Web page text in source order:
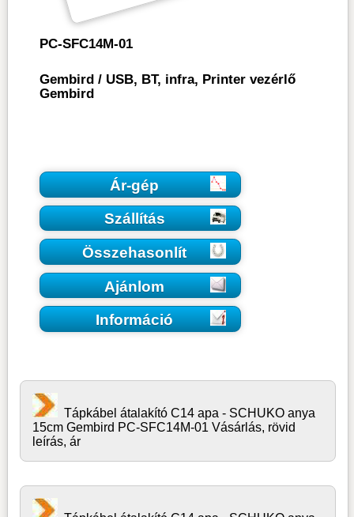
PC-SFC14M-01
Gembird / USB, BT, infra, Printer vezérlő
Gembird
Ár-gép
Szállítás
Összehasonlít
Ajánlom
Információ
Tápkábel átalakító C14 apa - SCHUKO anya
15cm Gembird PC-SFC14M-01 Vásárlás, rövid
leírás, ár